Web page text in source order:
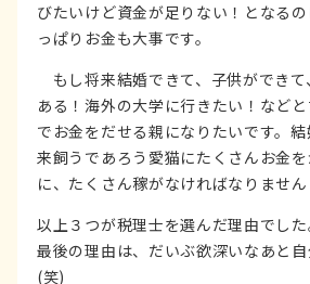
びたいけど資金が足りない！となる
っぱりお金も大事です。
もし将来結婚できて、子供ができ
ある！海外の大学に行きたい！など
でお金をだせる親になりたいです。
来飼うであろう愛猫にたくさんお金
に、たくさん稼がなければなりませ
以上３つが税理士を選んだ理由でした
最後の理由は、だいぶ欲深いなあと自
(笑)